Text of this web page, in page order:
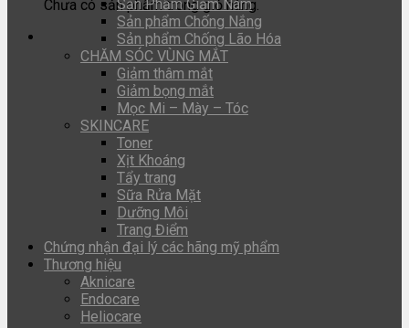
Chưa có sản phẩm trong giỏ hàng.
Sản Phẩm Giảm Nám
Sản phẩm Chống Nắng
Sản phẩm Chống Lão Hóa
CHĂM SÓC VÙNG MẮT
Giảm thâm mắt
Giảm bọng mắt
Mọc Mi – Mày – Tóc
SKINCARE
Toner
Xịt Khoáng
Tẩy trang
Sữa Rửa Mặt
Dưỡng Môi
Trang Điểm
Chứng nhận đại lý các hãng mỹ phẩm
Thương hiệu
Aknicare
Endocare
Heliocare